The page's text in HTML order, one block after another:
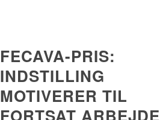
FECAVA-PRIS:
INDSTILLING
MOTIVERER TIL
FORTSAT ARBEJDE